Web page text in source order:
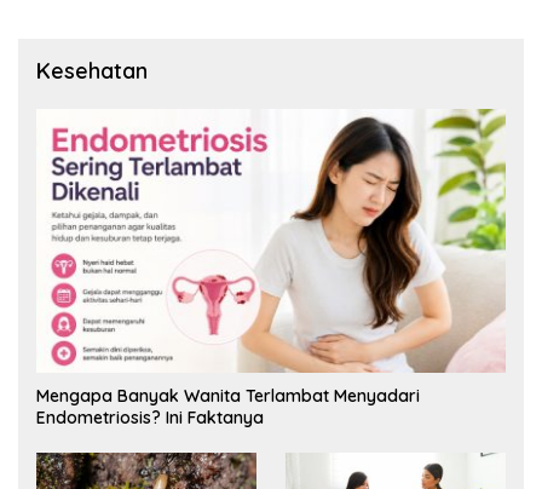
Kesehatan
Mengapa Banyak Wanita Terlambat Menyadari
Endometriosis? Ini Faktanya